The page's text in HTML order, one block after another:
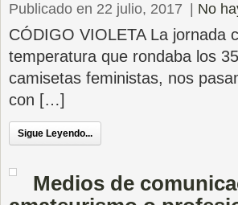
Publicado en 22 julio, 2017 No
CÓDIGO VIOLETA La jornada
temperatura que rondaba los
camisetas feministas, nos
con […]
Sigue Leyendo...
Medios de